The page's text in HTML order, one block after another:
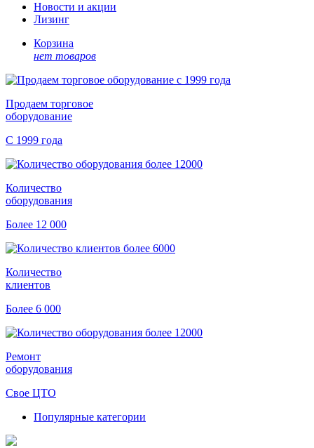
Новости и акции
Лизинг
Корзина
нет товаров
Продаем торговое
оборудование
С 1999 года
Количество
оборудования
Более 12 000
Количество
клиентов
Более 6 000
Ремонт
оборудования
Свое ЦТО
Популярные категории